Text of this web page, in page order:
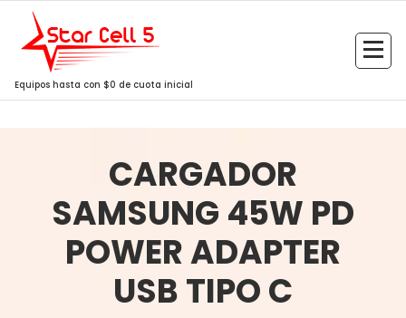
Saltar
contenido
Equipos hasta con $0 de cuota inicial
CARGADOR
SAMSUNG 45W PD
POWER ADAPTER
USB TIPO C